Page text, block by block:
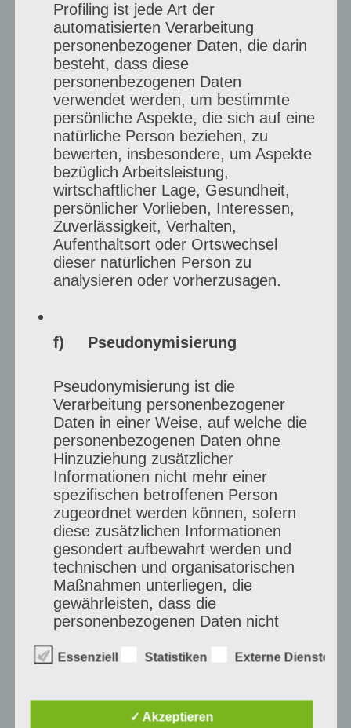
Botschaft & Ausdruck
Was ist deine Botschaft mit deiner Kunst?
Was willst du ausdrücken oder
vermitteln?
einfach.
Profiling ist jede Art der
automatisierten Verarbeitung
personenbezogener Daten, die darin
besteht, dass diese
personenbezogenen Daten
verwendet werden, um bestimmte
persönliche Aspekte, die sich auf eine
natürliche Person beziehen, zu
bewerten, insbesondere, um Aspekte
bezüglich Arbeitsleistung,
wirtschaftlicher Lage, Gesundheit,
persönlicher Vorlieben, Interessen,
Zuverlässigkeit, Verhalten,
Aufenthaltsort oder Ortswechsel
dieser natürlichen Person zu
analysieren oder vorherzusagen.
f) Pseudonymisierung
Pseudonymisierung ist die
Verarbeitung personenbezogener
Daten in einer Weise, auf welche die
personenbezogenen Daten ohne
Hinzuziehung zusätzlicher
Informationen nicht mehr einer
spezifischen betroffenen Person
zugeordnet werden können, sofern
diese zusätzlichen Informationen
gesondert aufbewahrt werden und
technischen und organisatorischen
Maßnahmen unterliegen, die
gewährleisten, dass die
personenbezogenen Daten nicht
identifizierbaren natürlichen Person
Essenziell Statistiken Externe Dienste
✓ Akzeptieren